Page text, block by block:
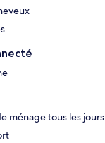
ménage tous les jours